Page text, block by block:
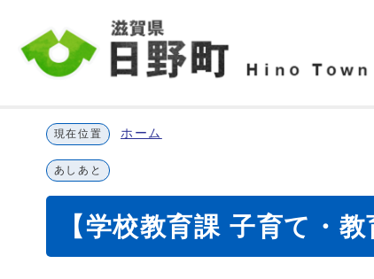
現在位置 ホーム
あしあと
【学校教育課 子育て・